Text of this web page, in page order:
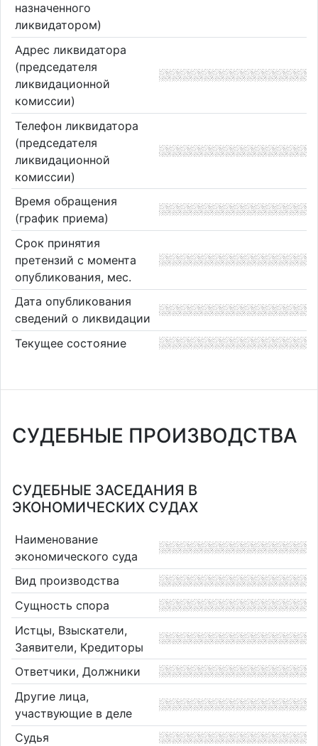
назначенного
ликвидатором)
Адрес ликвидатора
(председателя
ликвидационной
комиссии)
Телефон ликвидатора
(председателя
ликвидационной
комиссии)
Время обращения
(график приема)
Срок принятия
претензий с момента
опубликования, мес.
Дата опубликования
сведений о ликвидации
Текущее состояние
СУДЕБНЫЕ ПРОИЗВОДСТВА
СУДЕБНЫЕ ЗАСЕДАНИЯ В
ЭКОНОМИЧЕСКИХ СУДАХ
Наименование
экономического суда
Вид производства
Сущность спора
Истцы, Взыскатели,
Заявители, Кредиторы
Ответчики, Должники
Другие лица,
участвующие в деле
Судья